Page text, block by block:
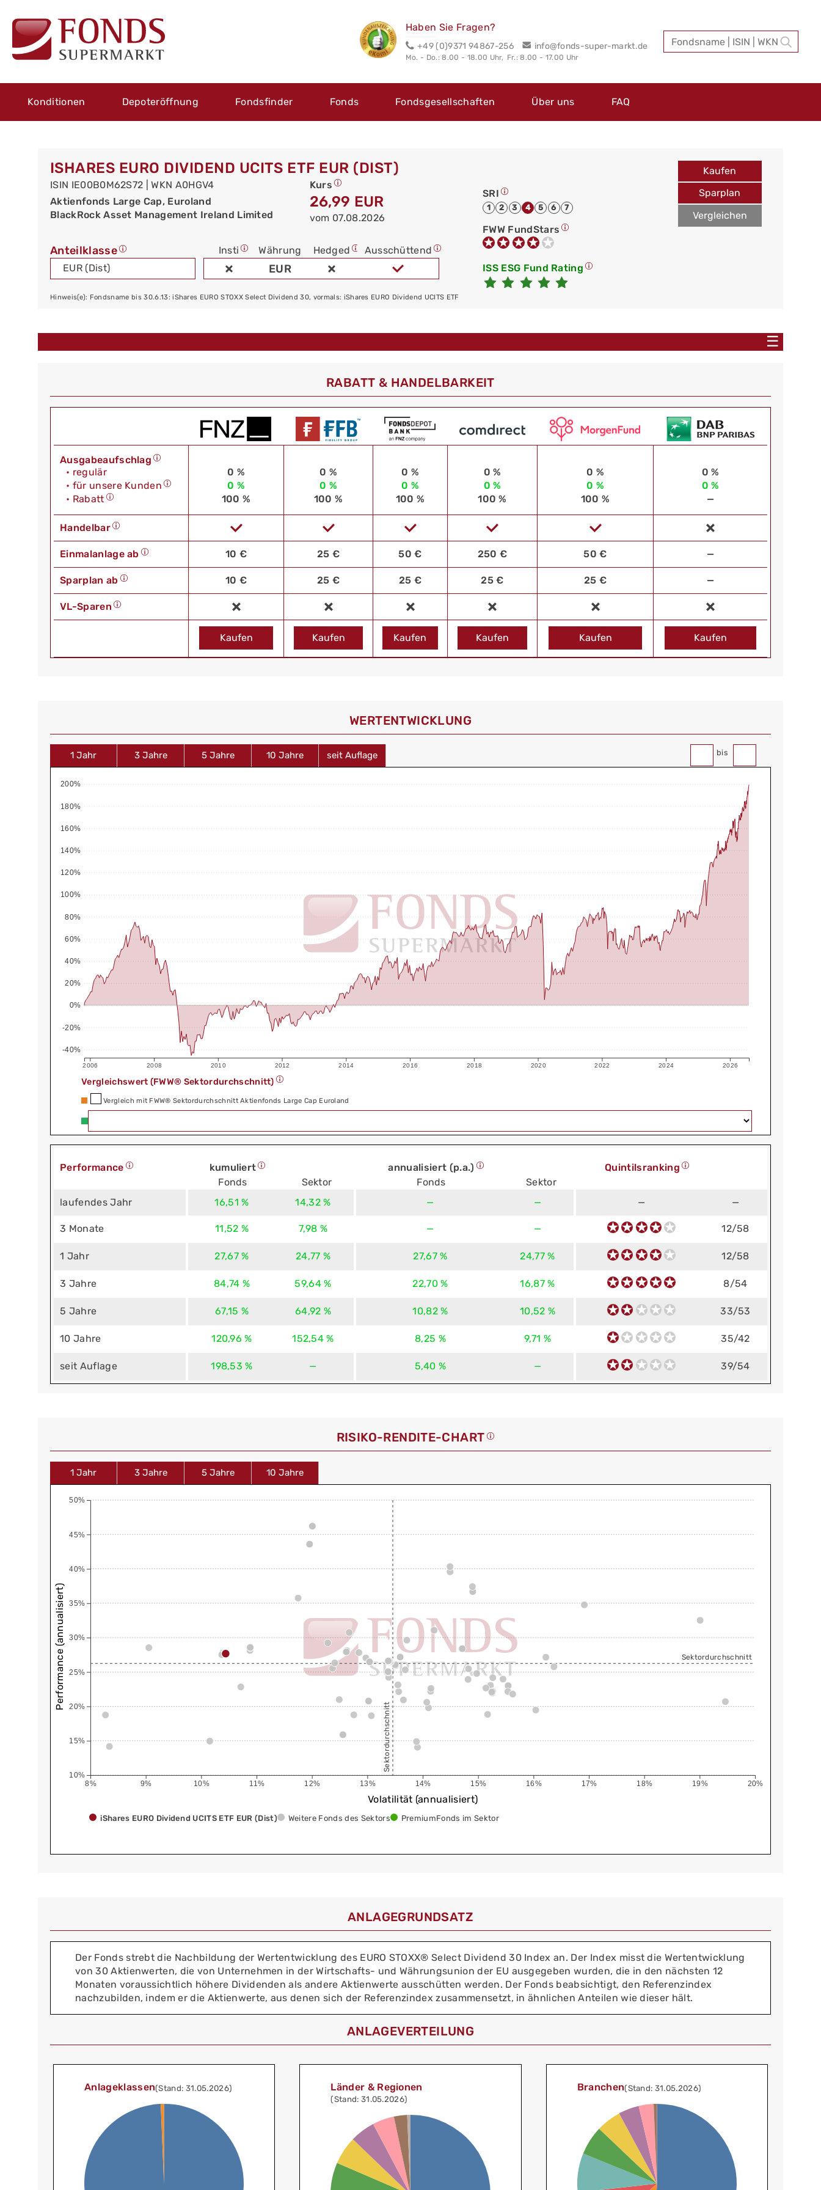
Haben Sie Fragen?
+49 (0)9371 94867-256 info@fonds-super-markt.de
Mo. - Do.: 8.00 - 18.00 Uhr, Fr.: 8.00 - 17.00 Uhr
Konditionen Depoteröffnung Fondsfinder Fonds Fondsgesellschaften Über uns FAQ
ISHARES EURO DIVIDEND UCITS ETF EUR (DIST)
ISIN IE00B0M62S72 | WKN A0HGV4
Aktienfonds Large Cap, Euroland
BlackRock Asset Management Ireland Limited
Kurs
26,99 EUR
vom 07.08.2026
Anteilklasse Insti Währung Hedged
Ausschüttend
EUR (Dist)
EUR
Hinweis(e): Fondsname bis 30.6.13: iShares EURO STOXX Select Dividend 30, vormals: iShares EURO Dividend UCITS ETF
SRI
1 2 3 4 5 6 7
FWW FundStars
ISS ESG Fund Rating
Kaufen
Sparplan
Vergleichen
☰
RABATT & HANDELBARKEIT
Ausgabeaufschlag
• regulär
0 % 0 % 0 % 0 % 0 %
0 %
• für unsere Kunden
0 % 0 % 0 % 0 % 0 %
0 %
• Rabatt
100 % 100 % 100 % 100 % 100 % —
Handelbar
Einmalanlage ab 10 € 25 € 50 € 250 € 50 € —
Sparplan ab 10 € 25 € 25 € 25 € 25 € —
VL-Sparen
Kaufen Kaufen Kaufen Kaufen Kaufen Kaufen
WERT­ENTWICKLUNG
1 Jahr 3 Jahre 5 Jahre 10 Jahre seit Auflage bis
2006 2008 2010 2012 2014 2016 2018 2020 2022 2024 2026
-40%
-20%
0%
20%
40%
60%
80%
100%
120%
140%
160%
180%
200%
Vergleichswert (FWW® Sektordurchschnitt)
Vergleich mit FWW® Sektordurchschnitt Aktienfonds Large Cap Euroland
Performance
kumuliert
Fonds
Sektor
annualisiert (p.a.)
Fonds
Sektor
Quintilsranking
laufendes Jahr 16,51 % 14,32 % — — — —
3 Monate 11,52 % 7,98 % — — 12/58
1 Jahr 27,67 % 24,77 % 27,67 % 24,77 % 12/58
3 Jahre 84,74 % 59,64 % 22,70 % 16,87 % 8/54
5 Jahre 67,15 % 64,92 % 10,82 % 10,52 % 33/53
10 Jahre 120,96 % 152,54 % 8,25 % 9,71 % 35/42
seit Auflage 198,53 % — 5,40 % — 39/54
RISIKO-RENDITE-CHART
1 Jahr 3 Jahre 5 Jahre 10 Jahre
8% 9% 10% 11% 12% 13% 14% 15% 16% 17% 18% 19% 20%
10%
15%
20%
25%
30%
35%
40%
45%
50%
Sektordurchschnitt
Sektordurchschnitt
Volatilität (annualisiert)
Performance (annualisiert)
iShares EURO Dividend UCITS ETF EUR (Dist) Weitere Fonds des Sektors PremiumFonds im Sektor
ANLAGEGRUNDSATZ
Der Fonds strebt die Nachbildung der Wertentwicklung des EURO STOXX® Select Dividend 30 Index an. Der Index misst die Wertentwicklung
von 30 Aktienwerten, die von Unternehmen in der Wirtschafts- und Währungsunion der EU ausgegeben wurden, die in den nächsten 12
Monaten voraussichtlich höhere Dividenden als andere Aktienwerte ausschütten werden. Der Fonds beabsichtigt, den Referenzindex
nachzubilden, indem er die Aktienwerte, aus denen sich der Referenzindex zusammensetzt, in ähnlichen Anteilen wie dieser hält.
ANLAGEVERTEILUNG
Anlageklassen(Stand: 31.05.2026) Länder & Regionen
(Stand: 31.05.2026)
Branchen(Stand: 31.05.2026)